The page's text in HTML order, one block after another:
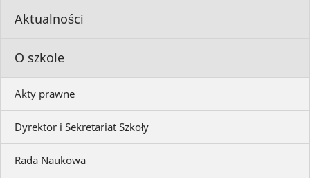
Aktualności
O szkole
Akty prawne
Dyrektor i Sekretariat Szkoły
Rada Naukowa